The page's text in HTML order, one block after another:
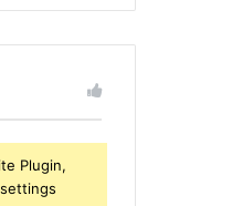
Plugin,